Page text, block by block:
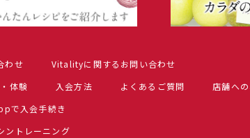
わせ
Vitalityに関するお問い合わせ
体験 入会方法 よくあるご質問
店舗へ
で入会手続き
ントレーニング